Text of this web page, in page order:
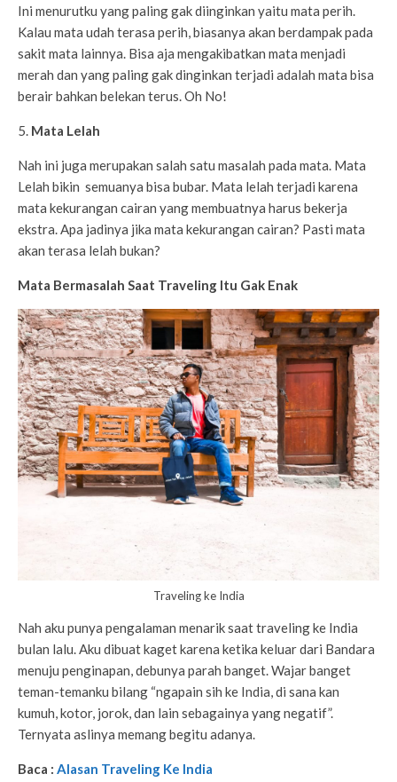
Ini menurutku yang paling gak diinginkan yaitu mata perih.
Kalau mata udah terasa perih, biasanya akan berdampak pada
sakit mata lainnya. Bisa aja mengakibatkan mata menjadi
merah dan yang paling gak dinginkan terjadi adalah mata bisa
berair bahkan belekan terus. Oh No!
5. Mata Lelah
Nah ini juga merupakan salah satu masalah pada mata. Mata
Lelah bikin semuanya bisa bubar. Mata lelah terjadi karena
mata kekurangan cairan yang membuatnya harus bekerja
ekstra. Apa jadinya jika mata kekurangan cairan? Pasti mata
akan terasa lelah bukan?
Mata Bermasalah Saat Traveling Itu Gak Enak
Traveling ke India
Nah aku punya pengalaman menarik saat traveling ke India
bulan lalu. Aku dibuat kaget karena ketika keluar dari Bandara
menuju penginapan, debunya parah banget. Wajar banget
teman-temanku bilang “ngapain sih ke India, di sana kan
kumuh, kotor, jorok, dan lain sebagainya yang negatif”.
Ternyata aslinya memang begitu adanya.
Baca : Alasan Traveling Ke India